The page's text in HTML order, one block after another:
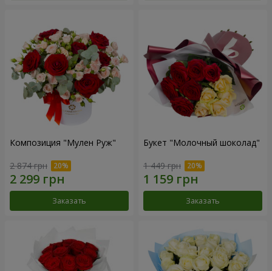
Композиция "Мулен Руж"
2 874 грн
Заказать
Букет "Молочный шоколад"
1 449 грн
Заказать